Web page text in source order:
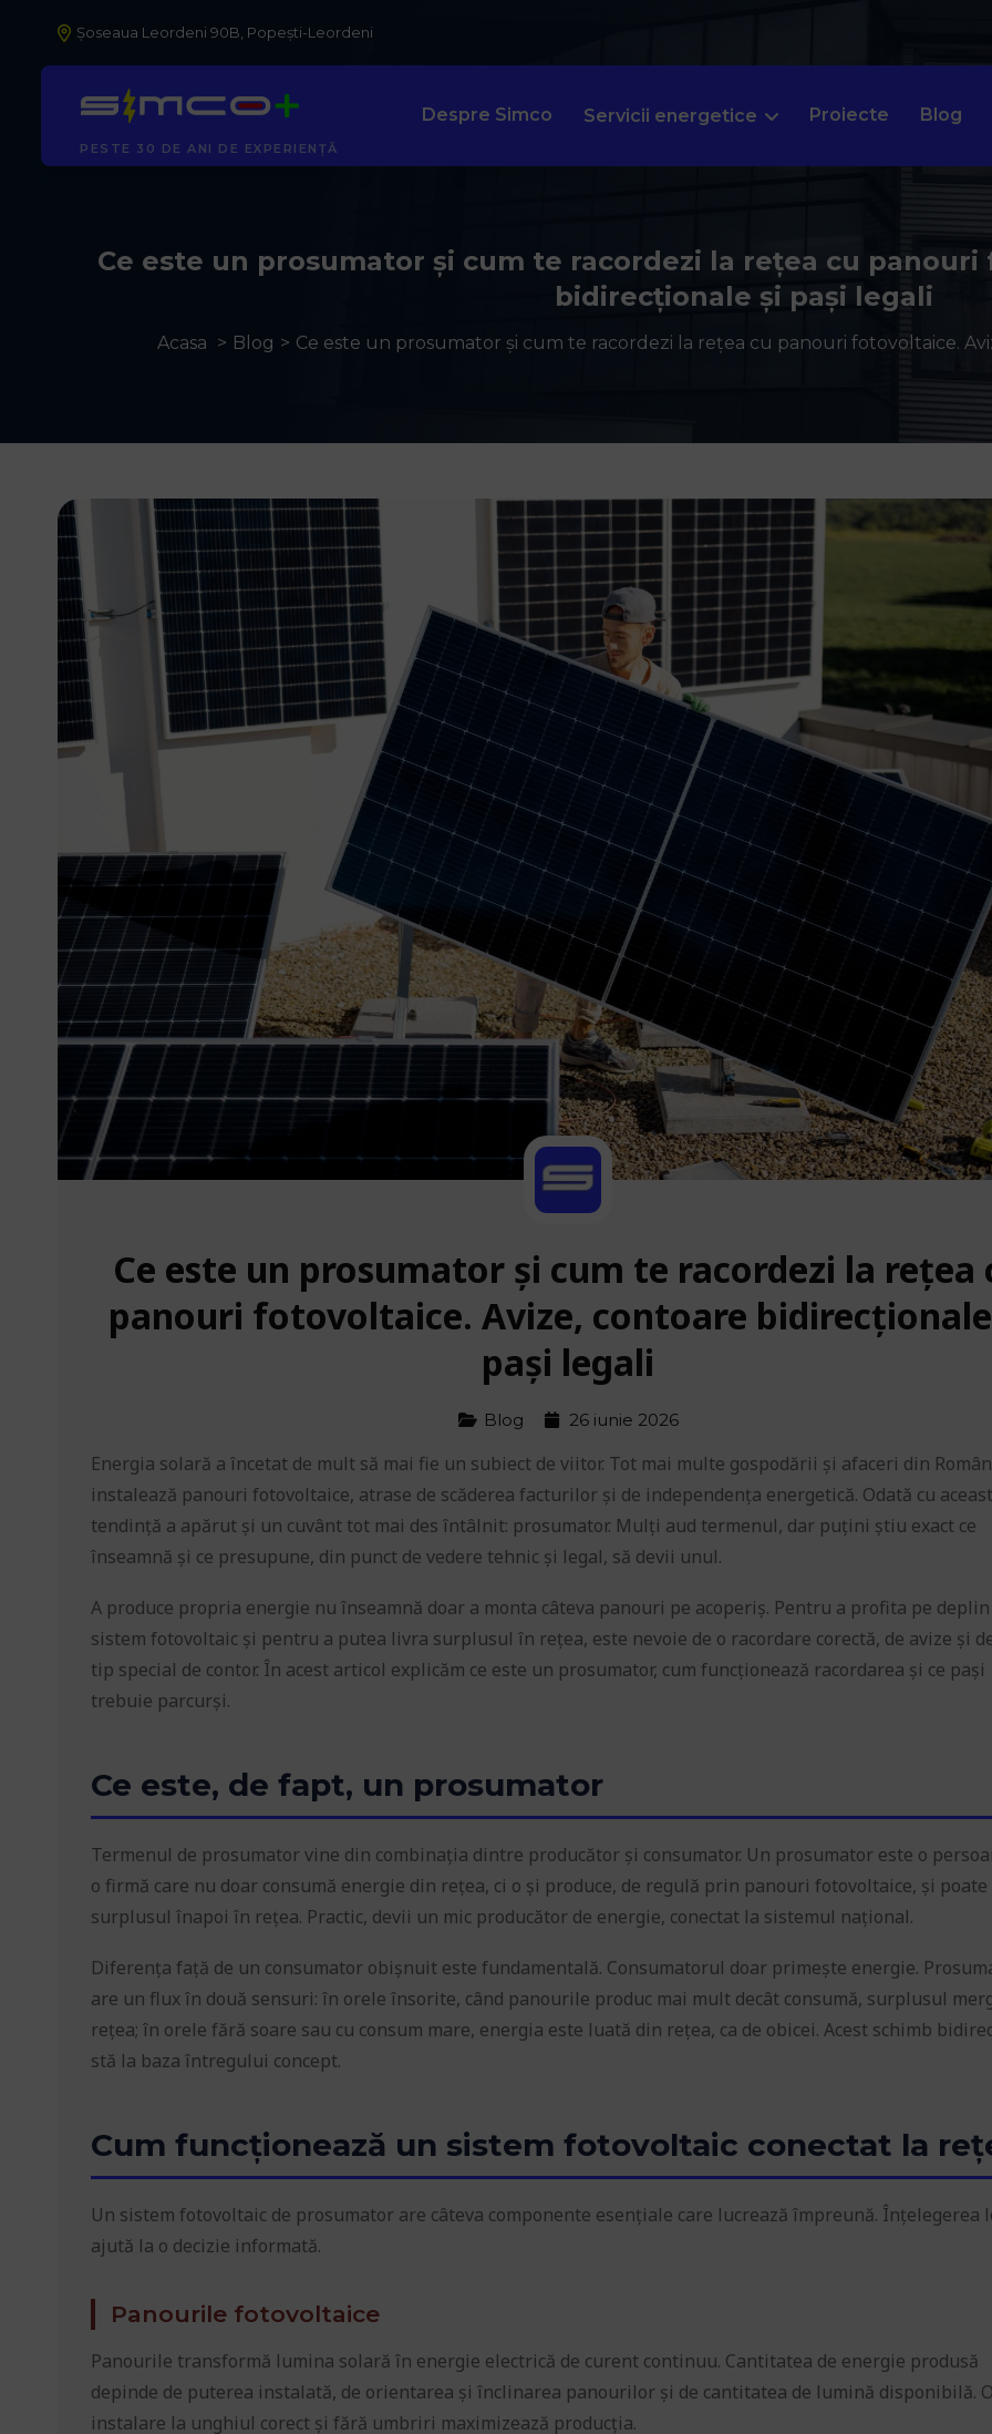
Șoseaua Leordeni 90B, Popești-Leordeni
AUTORIZAȚI ANRE
Despre Simco Servicii energetice Proiecte Blog
Ce este un prosumator și cum te racordezi la rețea cu panouri
bidirecționale și pași legali
Acasa Blog Ce este un prosumator și cum te racordezi la rețea cu panouri fotovoltaice.
Ce este un prosumator și cum te racordezi la rețea
panouri fotovoltaice. Avize, contoare
pași legali
Blog 26 iunie 2026
Energia solară a încetat de mult să mai fie un subiect de viitor. Tot mai multe gospodării și afaceri din
instalează panouri fotovoltaice, atrase de scăderea facturilor și de independența energetică. Odată cu
tendință a apărut și un cuvânt tot mai des întâlnit: prosumator. Mulți aud termenul, dar puțini știu exact ce
înseamnă și ce presupune, din punct de vedere tehnic și legal, să devii unul.
A produce propria energie nu înseamnă doar a monta câteva panouri pe acoperiș. Pentru a profita pe
sistem fotovoltaic și pentru a putea livra surplusul în rețea, este nevoie de o racordare corectă, de avize și
tip special de contor. În acest articol explicăm ce este un prosumator, cum funcționează racordarea și ce pași
trebuie parcurși.
Ce este, de fapt, un prosumator
Termenul de prosumator vine din combinația dintre producător și consumator. Un prosumator este o
o firmă care nu doar consumă energie din rețea, ci o și produce, de regulă prin panouri fotovoltaice, și
surplusul înapoi în rețea. Practic, devii un mic producător de energie, conectat la sistemul național.
Diferența față de un consumator obișnuit este fundamentală. Consumatorul doar primește energie.
are un flux în două sensuri: în orele însorite, când panourile produc mai mult decât consumă, surplusul
rețea; în orele fără soare sau cu consum mare, energia este luată din rețea, ca de obicei. Acest schimb
stă la baza întregului concept.
Cum funcționează un sistem fotovoltaic conectat la
Un sistem fotovoltaic de prosumator are câteva componente esențiale care lucrează împreună. Înțelegerea
ajută la o decizie informată.
Panourile fotovoltaice
Panourile transformă lumina solară în energie electrică de curent continuu. Cantitatea de energie produsă
depinde de puterea instalată, de orientarea și înclinarea panourilor și de cantitatea de lumină disponibilă. O
instalare la unghiul corect și fără umbriri maximizează producția.